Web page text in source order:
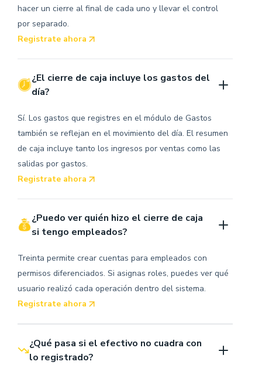
hacer un cierre al final de cada uno y llevar el control
por separado.
Registrate ahora
¿El cierre de caja incluye los gastos del
día?
Sí. Los gastos que registres en el módulo de Gastos
también se reflejan en el movimiento del día. El resumen
de caja incluye tanto los ingresos por ventas como las
salidas por gastos.
Registrate ahora
¿Puedo ver quién hizo el cierre de caja
si tengo empleados?
Treinta permite crear cuentas para empleados con
permisos diferenciados. Si asignas roles, puedes ver qué
usuario realizó cada operación dentro del sistema.
Registrate ahora
¿Qué pasa si el efectivo no cuadra con
lo registrado?